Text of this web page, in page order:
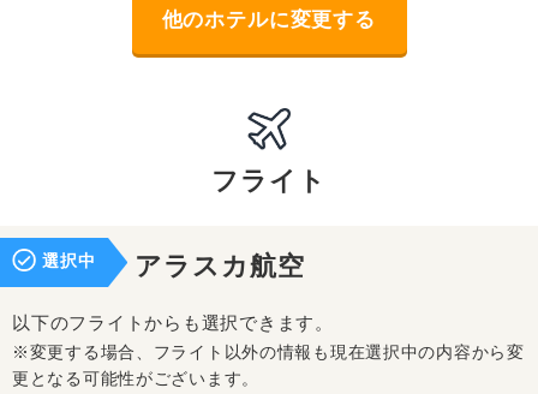
他のホテルに変更する
フライト
選択中 アラスカ航空
以下のフライトからも選択できます。
※変更する場合、フライト以外の情報も現在選択中の内容から変
更となる可能性がございます。